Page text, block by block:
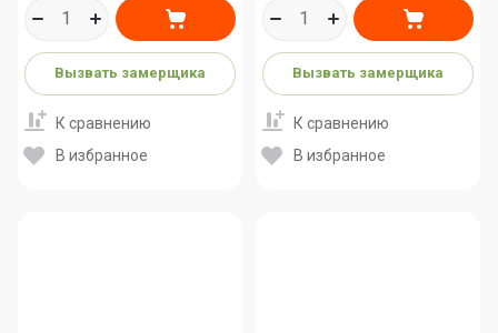
Вызвать замерщика
К сравнению
В избранное
Вызвать замерщика
К сравнению
В избранное